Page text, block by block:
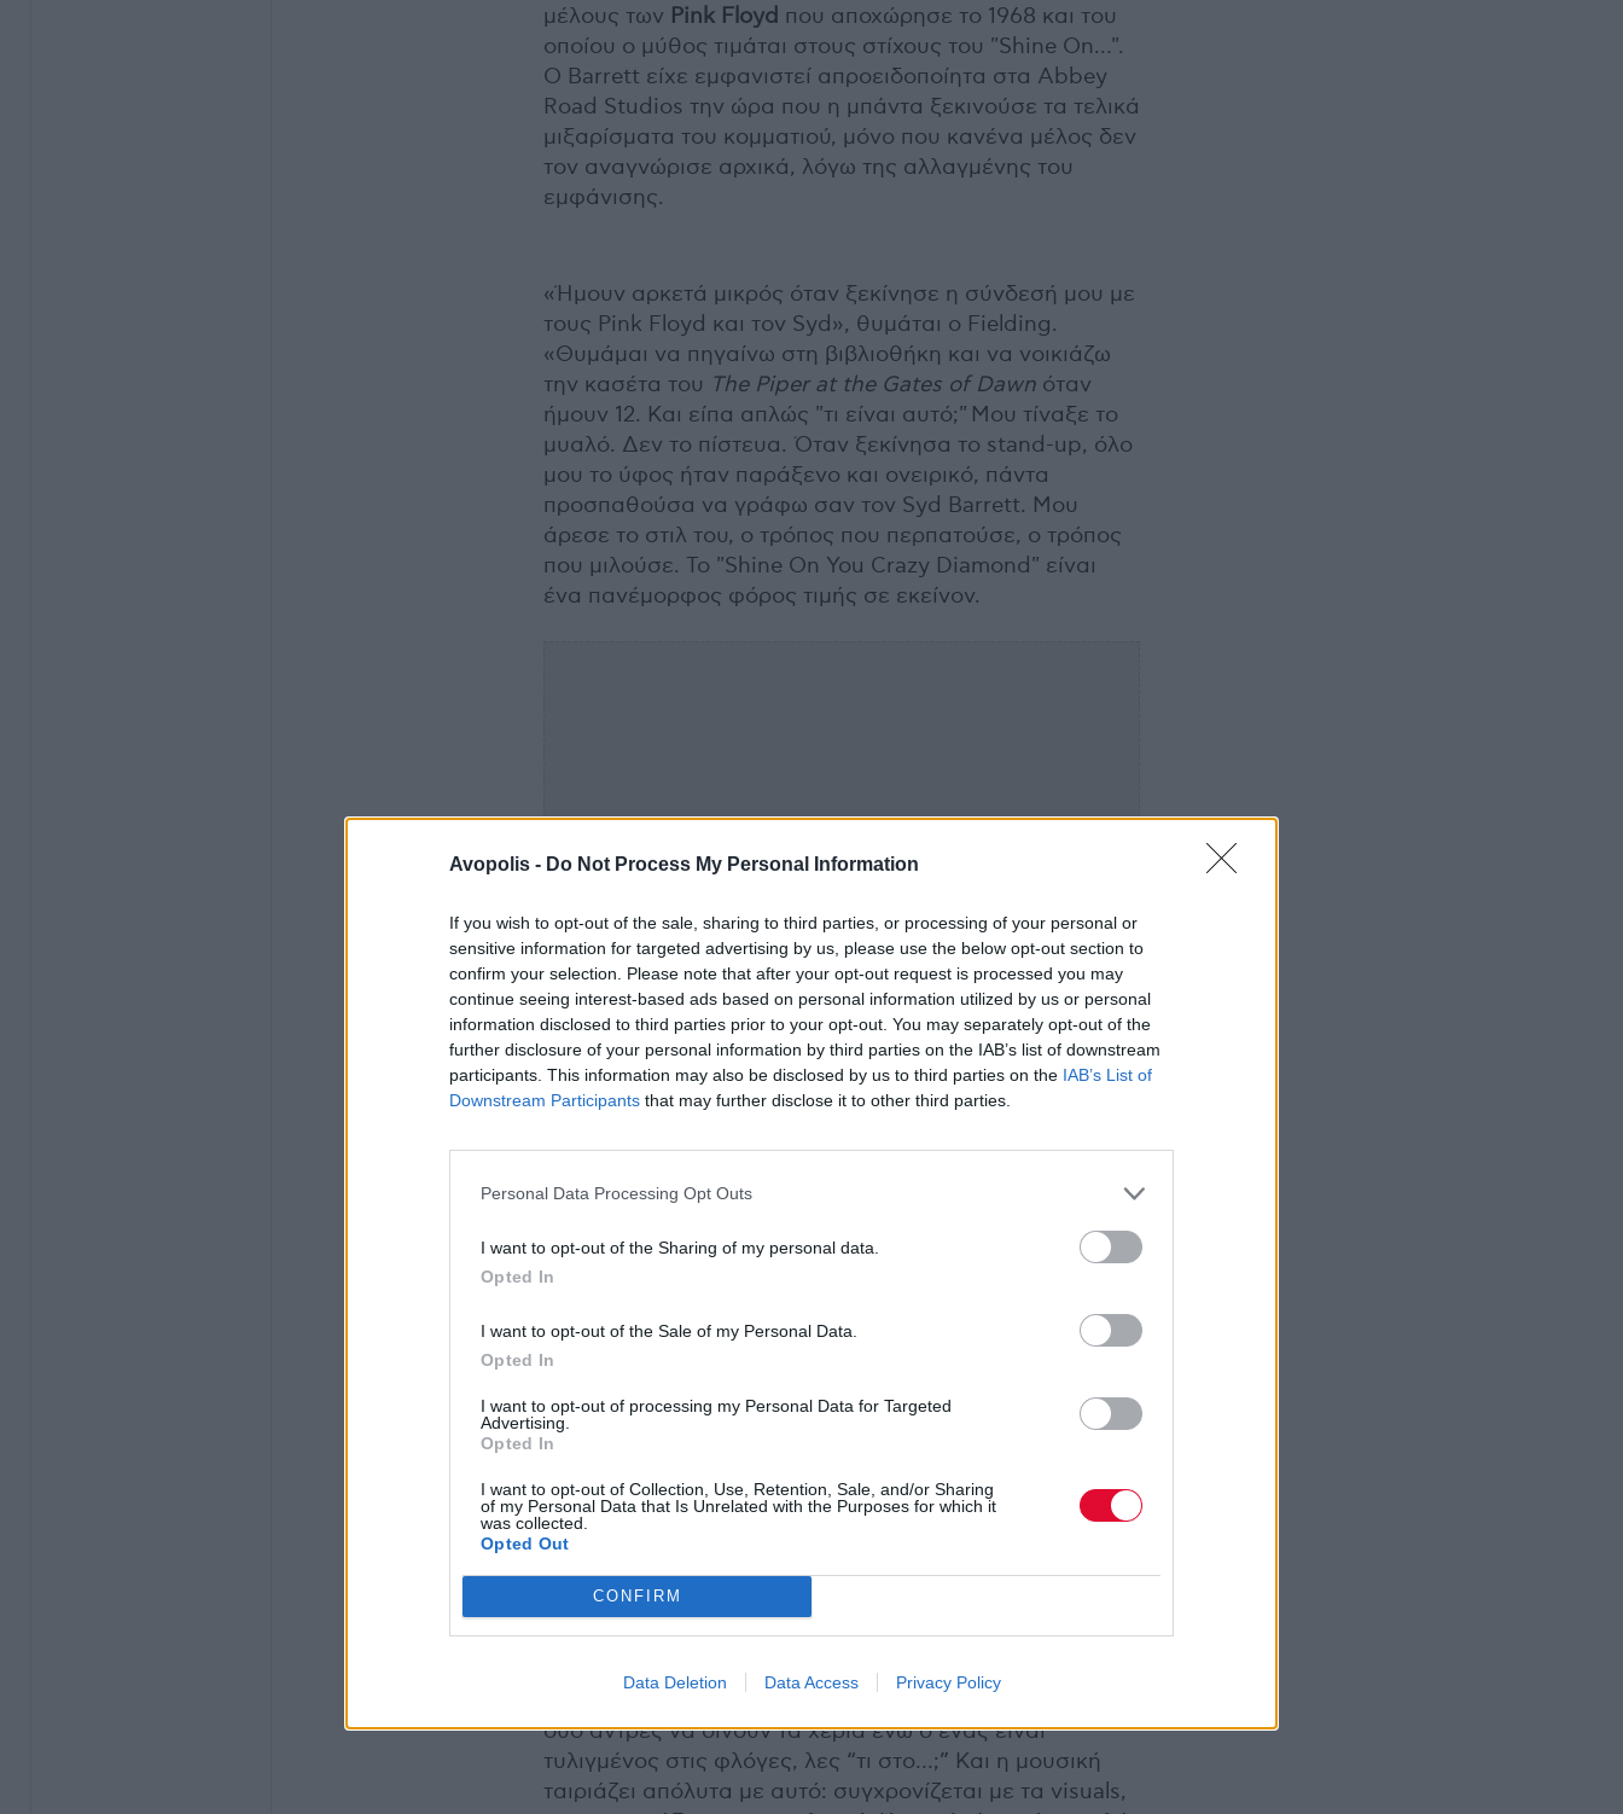
Avopolis - Do Not Process My Personal Information
If you wish to opt-out of the sale, sharing to third parties, or processing of your personal or
sensitive information for targeted advertising by us, please use the below opt-out section to
confirm your selection. Please note that after your opt-out request is processed you may
continue seeing interest-based ads based on personal information utilized by us or personal
information disclosed to third parties prior to your opt-out. You may separately opt-out of the
further disclosure of your personal information by third parties on the IAB’s list of downstream
participants. This information may also be disclosed by us to third parties on the IAB’s List of
Downstream Participants that may further disclose it to other third parties.
Personal Data Processing Opt Outs
I want to opt-out of the Sharing of my personal data.
Opted In
I want to opt-out of the Sale of my Personal Data.
Opted In
I want to opt-out of processing my Personal Data for Targeted
Advertising.
Opted In
I want to opt-out of Collection, Use, Retention, Sale, and/or Sharing
of my Personal Data that Is Unrelated with the Purposes for which it
was collected.
Opted Out
CONFIRM
Data Deletion Data Access Privacy Policy
μέλους των Pink Floyd που αποχώρησε το 1968 και του
οποίου ο μύθος τιμάται στους στίχους του "Shine On…".
Ο Barrett είχε εμφανιστεί απροειδοποίητα στα Abbey
Road Studios την ώρα που η μπάντα ξεκινούσε τα τελικά
μιξαρίσματα του κομματιού, μόνο που κανένα μέλος δεν
τον αναγνώρισε αρχικά, λόγω της αλλαγμένης του
εμφάνισης.
«Ήμουν αρκετά μικρός όταν ξεκίνησε η σύνδεσή μου με
τους Pink Floyd και τον Syd», θυμάται ο Fielding.
«Θυμάμαι να πηγαίνω στη βιβλιοθήκη και να νοικιάζω
την κασέτα του The Piper at the Gates of Dawn όταν
ήμουν 12. Και είπα απλώς "τι είναι αυτό;" Μου τίναξε το
μυαλό. Δεν το πίστευα. Όταν ξεκίνησα το stand-up, όλο
μου το ύφος ήταν παράξενο και ονειρικό, πάντα
προσπαθούσα να γράφω σαν τον Syd Barrett. Μου
άρεσε το στιλ του, ο τρόπος που περπατούσε, ο τρόπος
που μιλούσε. Το "Shine On You Crazy Diamond" είναι
ένα πανέμορφος φόρος τιμής σε εκείνον.
»Αυτό που είναι εκπληκτικό με τους Pink Floyd, ειδικά
Wish You Were Here
, είναι ότι το εξώφυλλο ήταν
εξίσου δυνατό με τη μουσική. Όταν είσαι 12 και βλέπεις
δύο άντρες να δίνουν τα χέρια ενώ ο ένας είναι
τυλιγμένος στις φλόγες, λες “τι στο…;” Και η μουσική
ταιριάζει απόλυτα με αυτό: συγχρονίζεται με τα visuals,